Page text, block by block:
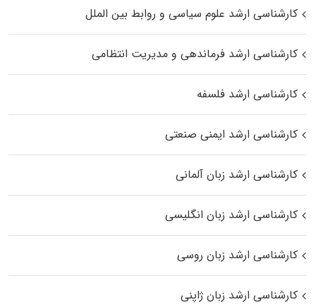
کارشناسی ارشد علوم سیاسی و روابط بین الملل
کارشناسی ارشد فرماندهی و مدیریت انتظامی
کارشناسی ارشد فلسفه
کارشناسی ارشد ایمنی صنعتی
کارشناسی ارشد زبان آلمانی
کارشناسی ارشد زبان انگلیسی
کارشناسی ارشد زبان روسی
کارشناسی ارشد زبان ژاپنی